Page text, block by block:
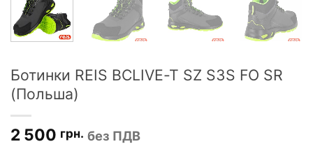
Ботинки REIS BCLIVE-T SZ S3S FO SR
(Польша)
2 500 грн. без ПДВ